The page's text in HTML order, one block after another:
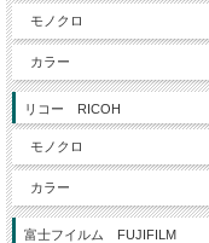
モノクロ
カラー
リコー RICOH
モノクロ
カラー
富士フイルム FUJIFILM